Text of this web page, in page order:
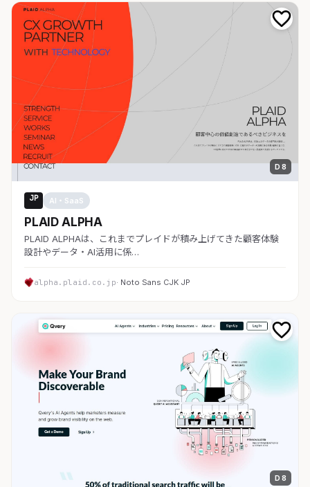
D 8
JP AI・SaaS
PLAID ALPHA
PLAID ALPHAは、これまでプレイドが積み上げてきた顧客体験
設計やデータ・AI活用に係…
alpha.plaid.co.jp· Noto Sans CJK JP
D 8